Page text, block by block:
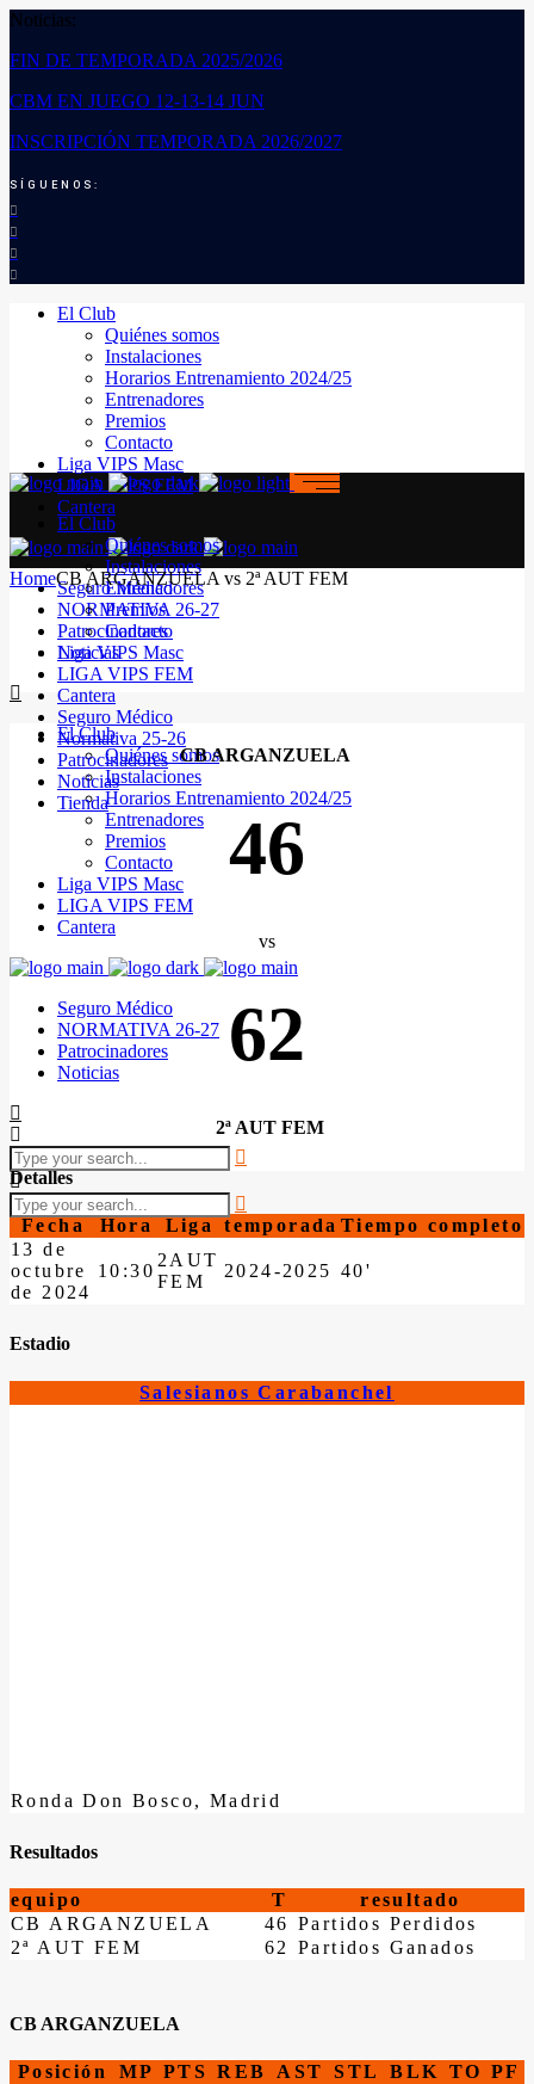
Noticias:
FIN DE TEMPORADA 2025/2026
CBM EN JUEGO 12-13-14 JUN
INSCRIPCIÓN TEMPORADA 2026/2027
SÍGUENOS:
El Club
Quiénes somos
Instalaciones
Horarios Entrenamiento 2024/25
Entrenadores
Premios
Contacto
Liga VIPS Masc
LIGA VIPS FEM
Cantera
Seguro Médico
NORMATIVA 26-27
Patrocinadores
Noticias
El Club
Quiénes somos
Instalaciones
Horarios Entrenamiento 2024/25
Entrenadores
Premios
Contacto
Liga VIPS Masc
LIGA VIPS FEM
Cantera
Seguro Médico
NORMATIVA 26-27
Patrocinadores
Noticias
El Club
Quiénes somos
Instalaciones
Entrenadores
Premios
Contacto
Liga VIPS Masc
LIGA VIPS FEM
Cantera
Seguro Médico
Normativa 25-26
Patrocinadores
Noticias
Tienda
HomeCB ARGANZUELA vs 2ª AUT FEM
CB ARGANZUELA
46
vs
62
2ª AUT FEM
Detalles
Fecha Hora Liga temporada Tiempo completo
13 de
octubre
de 2024
10:30
2AUT
FEM
2024-2025 40'
Estadio
Salesianos Carabanchel
Ronda Don Bosco, Madrid
Resultados
equipo T
resultado
CB ARGANZUELA
46 Partidos Perdidos
2ª AUT FEM
62 Partidos Ganados
CB ARGANZUELA
Posición MP PTS REB AST STL BLK TO PF